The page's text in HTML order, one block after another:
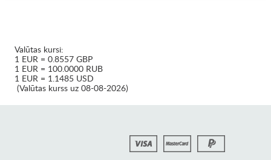
Valūtas kursi:
1 EUR = 0.8557 GBP
1 EUR = 100.0000 RUB
1 EUR = 1.1485 USD
(Valūtas kurss uz 08-08-2026)